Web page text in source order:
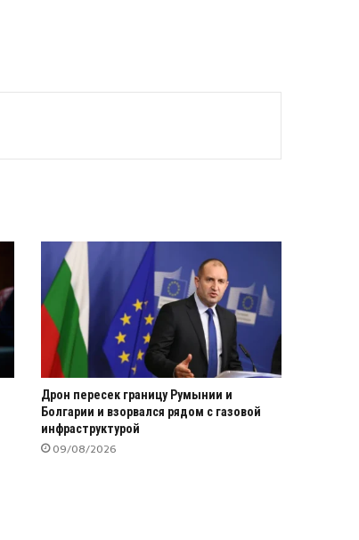
Дрон пересек границу Румынии и
Болгарии и взорвался рядом с газовой
инфраструктурой
09/08/2026